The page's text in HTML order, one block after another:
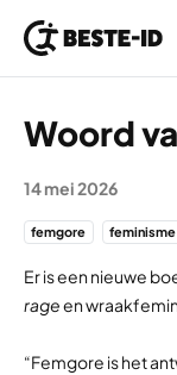
Woord
14 mei 2026
femgore feminisme
Er is een nieuwe
rageen
“Fem­gore is het